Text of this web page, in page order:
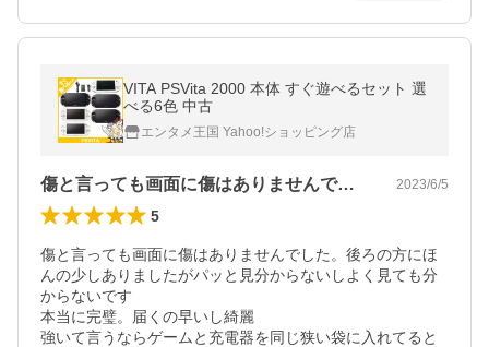
VITA PSVita 2000 本体 すぐ遊べるセット 選
べる6色 中古
エンタメ王国 Yahoo!ショッピング店
傷と言っても画面に傷はありませんでした… 2023/6/5
5
傷と言っても画面に傷はありませんでした。後ろの方にほ
んの少しありましたがパッと見分からないしよく見ても分
からないです
本当に完璧。届くの早いし綺麗
強いて言うならゲームと充電器を同じ狭い袋に入れてると